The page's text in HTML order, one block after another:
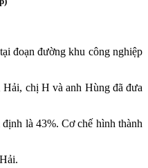
đoạn đường khu công nghiệp
Hải, chị H và anh Hùng đã đưa
là 43%. Cơ chế hình thành